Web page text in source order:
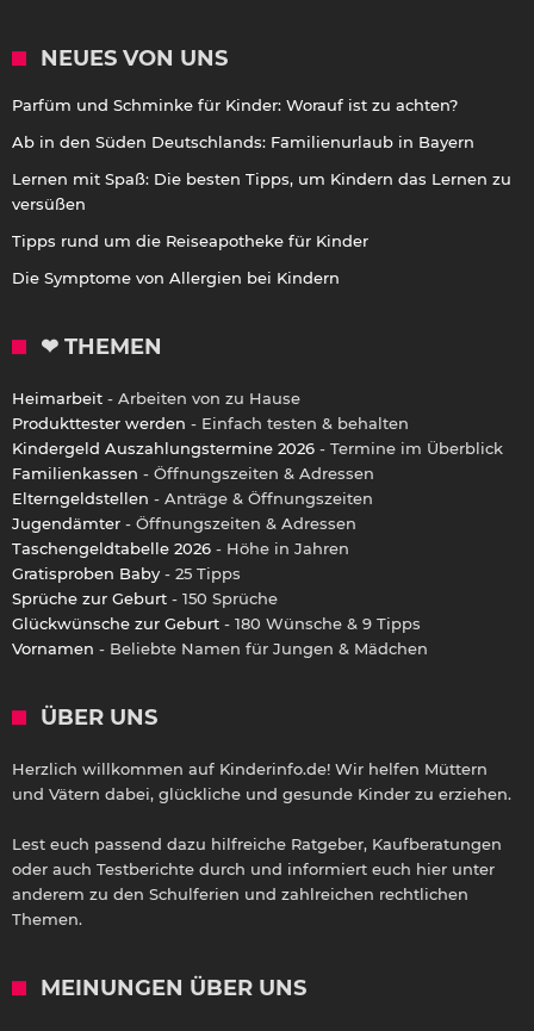
NEUES VON UNS
Parfüm und Schminke für Kinder: Worauf ist zu achten?
Ab in den Süden Deutschlands: Familienurlaub in Bayern
Lernen mit Spaß: Die besten Tipps, um Kindern das Lernen zu
versüßen
Tipps rund um die Reiseapotheke für Kinder
Die Symptome von Allergien bei Kindern
❤ THEMEN
Heimarbeit - Arbeiten von zu Hause
Produkttester werden - Einfach testen & behalten
Kindergeld Auszahlungstermine 2026 - Termine im Überblick
Familienkassen - Öffnungszeiten & Adressen
Elterngeldstellen - Anträge & Öffnungszeiten
Jugendämter - Öffnungszeiten & Adressen
Taschengeldtabelle 2026 - Höhe in Jahren
Gratisproben Baby - 25 Tipps
Sprüche zur Geburt - 150 Sprüche
Glückwünsche zur Geburt - 180 Wünsche & 9 Tipps
Vornamen - Beliebte Namen für Jungen & Mädchen
ÜBER UNS
Herzlich willkommen auf Kinderinfo.de! Wir helfen Müttern
und Vätern dabei, glückliche und gesunde Kinder zu erziehen.
Lest euch passend dazu hilfreiche Ratgeber, Kaufberatungen
oder auch Testberichte durch und informiert euch hier unter
anderem zu den Schulferien und zahlreichen rechtlichen
Themen.
MEINUNGEN ÜBER UNS